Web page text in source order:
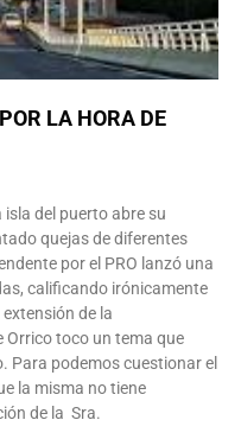
LA HORA DE
del puerto abre su
quejas de diferentes
por el PRO lanzó una
calificando irónicamente
de la
toco un tema que
Para podemos cuestionar el
la misma no tiene
de la Sra.